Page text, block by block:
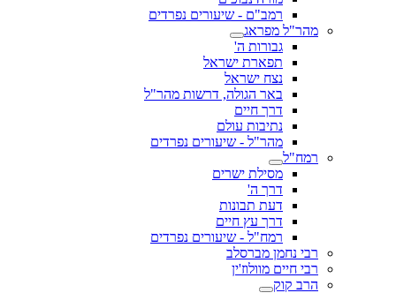
רמב"ם - שיעורים נפרדים
מהר"ל מפראג
גבורות ה'
תפארת ישראל
נצח ישראל
באר הגולה, דרשות מהר"ל
דרך חיים
נתיבות עולם
מהר"ל - שיעורים נפרדים
רמח"ל
מסילת ישרים
דרך ה'
דעת תבונות
דרך עץ חיים
רמח"ל - שיעורים נפרדים
רבי נחמן מברסלב
רבי חיים מוולוז'ין
הרב קוק